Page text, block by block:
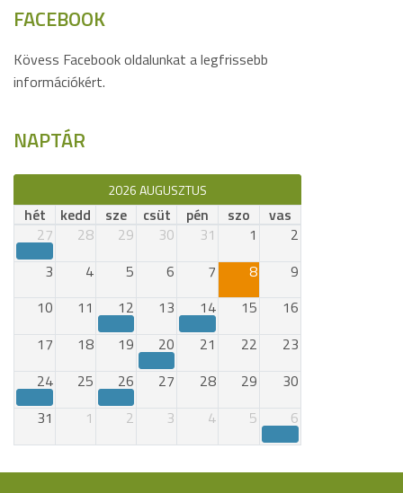
FACEBOOK
Kövess Facebook oldalunkat a legfrissebb
információkért.
NAPTÁR
2026 AUGUSZTUS
hét kedd sze csüt pén szo
vas
27
28 29 30 31 1
2
3
4 5 6 7 8
9
10
11 12 13 14 15
16
17
18 19 20 21 22
23
24
25 26 27 28 29
30
31
1 2 3 4 5 6